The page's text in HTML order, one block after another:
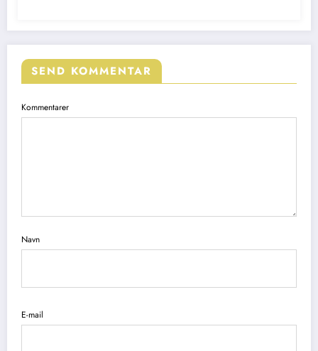
SEND KOMMENTAR
Kommentarer
Navn
E-mail